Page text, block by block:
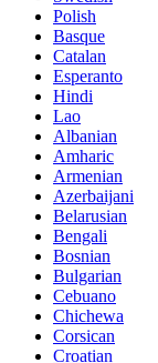
Polish
Basque
Catalan
Esperanto
Hindi
Lao
Albanian
Amharic
Armenian
Azerbaijani
Belarusian
Bengali
Bosnian
Bulgarian
Cebuano
Chichewa
Corsican
Croatian